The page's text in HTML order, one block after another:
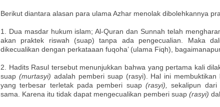
Berikut diantara alasan para ulama Azhar menolak dibolehkannya
1. Dua masdar hukum islam; Al-Quran dan Sunnah telah
akan praktek riswah (suap) tanpa ada pengecualian. Maka
dikecualikan dengan perkataaan fuqoha’ (ulama Fiqh),
2. Hadits Rasul tersebut menunjukkan bahwa yang pertama kali
suap (murtasyi) adalah pemberi suap (rasyi). Hal ini membuktikan
yang terbesar terletak pada pemberi suap (rasyi),
sekalipun dari
sama. Karena itu tidak dapat mengecualikan pemberi suap (rasyi)